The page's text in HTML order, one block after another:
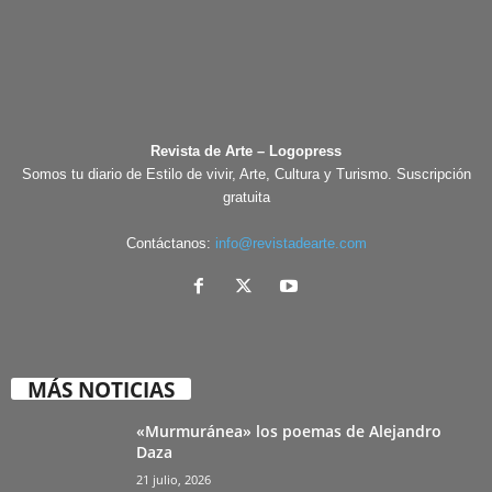
Revista de Arte – Logopress
Somos tu diario de Estilo de vivir, Arte, Cultura y Turismo. Suscripción
gratuita
Contáctanos: info@revistadearte.com
MÁS NOTICIAS
«Murmuránea» los poemas de Alejandro
Daza
21 julio, 2026